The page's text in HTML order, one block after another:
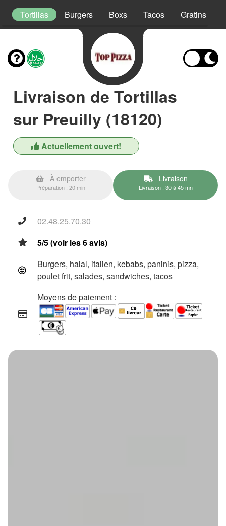
Tortillas Burgers Boxs Tacos Gratins
Livraison de Tortillas
sur Preuilly (18120)
Actuellement ouvert!
À emporter
Préparation : 20 min
Livraison
Livraison : 30 à 45 mn
02.48.25.70.30
5/5 (voir les 6 avis)
Burgers, halal, italien, kebabs, paninis, pizza,
poulet frit, salades, sandwiches, tacos
Moyens de paiement :